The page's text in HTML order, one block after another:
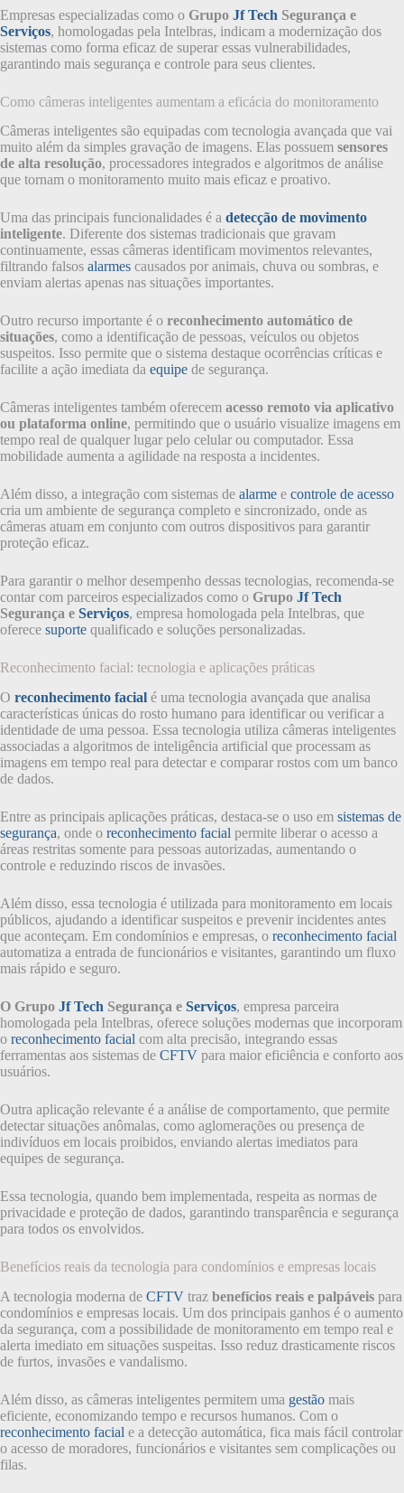
Empresas especializadas como o Grupo Jf Tech Segurança e
Serviços, homologadas pela Intelbras, indicam a modernização dos
sistemas como forma eficaz de superar essas vulnerabilidades,
garantindo mais segurança e controle para seus clientes.
Como câmeras inteligentes aumentam a eficácia do monitoramento
Câmeras inteligentes são equipadas com tecnologia avançada que vai
muito além da simples gravação de imagens. Elas possuem sensores
de alta resolução, processadores integrados e algoritmos de análise
que tornam o monitoramento muito mais eficaz e proativo.
Uma das principais funcionalidades é a detecção de movimento
inteligente. Diferente dos sistemas tradicionais que gravam
continuamente, essas câmeras identificam movimentos relevantes,
filtrando falsos alarmes causados por animais, chuva ou sombras, e
enviam alertas apenas nas situações importantes.
Outro recurso importante é o reconhecimento automático de
situações, como a identificação de pessoas, veículos ou objetos
suspeitos. Isso permite que o sistema destaque ocorrências críticas e
facilite a ação imediata da equipe de segurança.
Câmeras inteligentes também oferecem acesso remoto via aplicativo
ou plataforma online, permitindo que o usuário visualize imagens em
tempo real de qualquer lugar pelo celular ou computador. Essa
mobilidade aumenta a agilidade na resposta a incidentes.
Além disso, a integração com sistemas de alarme e controle de acesso
cria um ambiente de segurança completo e sincronizado, onde as
câmeras atuam em conjunto com outros dispositivos para garantir
proteção eficaz.
Para garantir o melhor desempenho dessas tecnologias, recomenda-se
contar com parceiros especializados como o Grupo Jf Tech
Segurança e Serviços, empresa homologada pela Intelbras, que
oferece suporte qualificado e soluções personalizadas.
Reconhecimento facial: tecnologia e aplicações práticas
O reconhecimento facial é uma tecnologia avançada que analisa
características únicas do rosto humano para identificar ou verificar a
identidade de uma pessoa. Essa tecnologia utiliza câmeras inteligentes
associadas a algoritmos de inteligência artificial que processam as
imagens em tempo real para detectar e comparar rostos com um banco
de dados.
Entre as principais aplicações práticas, destaca-se o uso em sistemas de
segurança, onde o reconhecimento facial permite liberar o acesso a
áreas restritas somente para pessoas autorizadas, aumentando o
controle e reduzindo riscos de invasões.
Além disso, essa tecnologia é utilizada para monitoramento em locais
públicos, ajudando a identificar suspeitos e prevenir incidentes antes
que aconteçam. Em condomínios e empresas, o reconhecimento facial
automatiza a entrada de funcionários e visitantes, garantindo um fluxo
mais rápido e seguro.
O Grupo Jf Tech Segurança e Serviços, empresa parceira
homologada pela Intelbras, oferece soluções modernas que incorporam
o reconhecimento facial com alta precisão, integrando essas
ferramentas aos sistemas de CFTV para maior eficiência e conforto aos
usuários.
Outra aplicação relevante é a análise de comportamento, que permite
detectar situações anômalas, como aglomerações ou presença de
indivíduos em locais proibidos, enviando alertas imediatos para
equipes de segurança.
Essa tecnologia, quando bem implementada, respeita as normas de
privacidade e proteção de dados, garantindo transparência e segurança
para todos os envolvidos.
Benefícios reais da tecnologia para condomínios e empresas locais
A tecnologia moderna de CFTV traz benefícios reais e palpáveis para
condomínios e empresas locais. Um dos principais ganhos é o aumento
da segurança, com a possibilidade de monitoramento em tempo real e
alerta imediato em situações suspeitas. Isso reduz drasticamente riscos
de furtos, invasões e vandalismo.
Além disso, as câmeras inteligentes permitem uma gestão mais
eficiente, economizando tempo e recursos humanos. Com o
reconhecimento facial e a detecção automática, fica mais fácil controlar
o acesso de moradores, funcionários e visitantes sem complicações ou
filas.